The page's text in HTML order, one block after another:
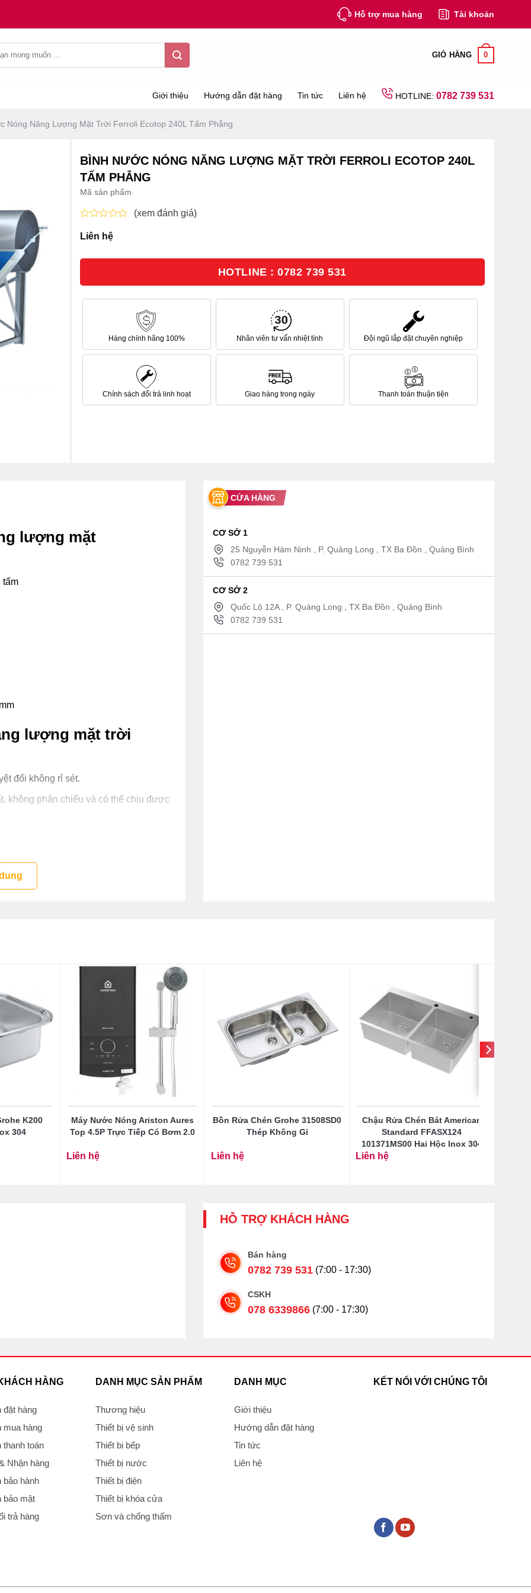
Hỗ trợ mua hàng Tài khoản
GIỎ HÀNG 0
Giới thiệu Hướng dẫn đặt hàng Tin tức Liên hệ HOTLINE: 0782 739 531
Nóng Năng Lượng Mặt Trời Ferroli Ecotop 240L Tấm Phẳng
BÌNH NƯỚC NÓNG NĂNG LƯỢNG MẶT TRỜI FERROLI ECOTOP 240L
TẤM PHẲNG
Mã sản phẩm
xếp
(xem đánh giá)
Liên hệ
HOTLINE : 0782 739 531
Hàng chính hãng 100% Nhân viên tư vấn nhiệt tình Đội ngũ lắp đặt chuyên nghiệp
Chính sách đổi trả linh hoạt Giao hàng trong ngày Thanh toán thuận tiện
lượng mặt
tấm
lượng mặt trời
đối không rỉ sét.
không phản chiếu và có thể chịu được
màu, đảm bảo độ bền, bóng, đẹp,
CỬA HÀNG
CƠ SỞ 1
25 Nguyễn Hàm Ninh , P. Quảng Long , TX Ba Đồn , Quảng Bình
0782 739 531
CƠ SỞ 2
Quốc Lộ 12A , P. Quảng Long , TX Ba Đồn , Quảng Bình
0782 739 531
K200
304
Máy Nước Nóng Ariston Aures
Top 4.5P Trực Tiếp Có Bơm 2.0
Liên hệ
Bồn Rửa Chén Grohe 31508SD0
Thép Không Gỉ
Liên hệ
Chậu Rửa Chén Bát American
Standard FFASX124
101371MS00 Hai Hộc Inox 304
Liên hệ
HỖ TRỢ KHÁCH HÀNG
Bán hàng
0782 739 531 (7:00 - 17:30)
CSKH
078 6339866 (7:00 - 17:30)
HÀNG
đặt hàng
mua hàng
toán
Nhận hàng
bảo hành
bảo mật
trả hàng
DANH MỤC SẢN PHẨM
Thương hiệu
Thiết bị vệ sinh
Thiết bị bếp
Thiết bị nước
Thiết bị điện
Thiết bị khóa cửa
Sơn và chống thấm
DANH MỤC
Giới thiệu
Hướng dẫn đặt hàng
Tin tức
Liên hệ
KẾT NỐI VỚI CHÚNG TÔI